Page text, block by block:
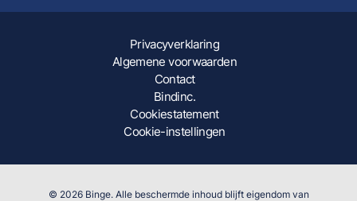
Privacyverklaring
Algemene voorwaarden
Contact
Bindinc.
Cookiestatement
Cookie-instellingen
© 2026 Binge. Alle beschermde inhoud blijft eigendom van